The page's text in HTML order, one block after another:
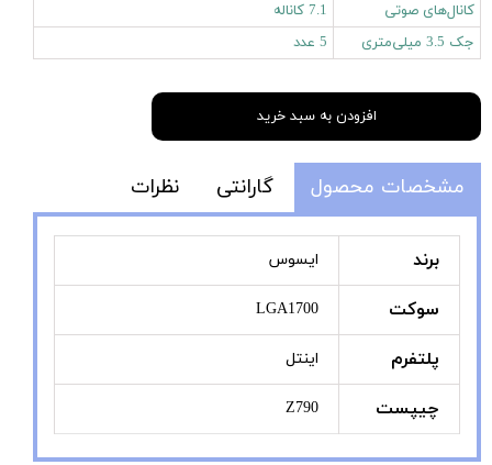
کانال‌های صوتی
7.1 کاناله
جک 3.5 میلی‌متری
5 عدد
افزودن به سبد خرید
مشخصات محصول گارانتی نظرات
برند ایسوس
سوکت LGA1700
پلتفرم اینتل
چیپست Z790